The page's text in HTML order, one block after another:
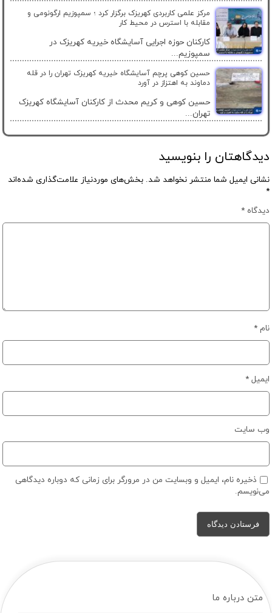
مرکز علمی کاربردی کهریزک برگزار کرد ؛ سمپوزیم ارگونومی و
مقابله با استرس در محیط کار
کارکنان حوزه اجرایی آسایشگاه خیریه کهریزک در
سمپوزیم...
حسین کوهی پرچم آسایشگاه خیریه کهریزک تهران را در قله
دماوند به اهتزاز در آورد
حسین کوهی و کریم محدث از کارکنان آسایشگاه کهریزک
تهران...
دیدگاهتان را بنویسید
نشانی ایمیل شما منتشر نخواهد شد. بخش‌های موردنیاز علامت‌گذاری شده‌اند
*
دیدگاه*
نام*
ایمیل*
وب‌ سایت
ذخیره نام، ایمیل و وبسایت من در مرورگر برای زمانی که دوباره دیدگاهی
می‌نویسم.
متن درباره ما